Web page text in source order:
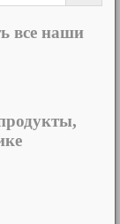
все наши